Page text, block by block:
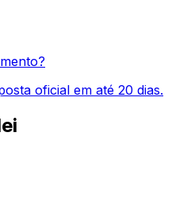
oficial em até 20 dias.